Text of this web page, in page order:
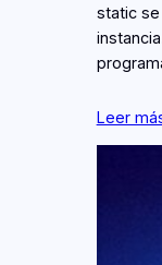
static se
Leer